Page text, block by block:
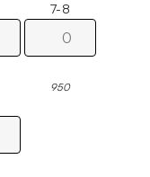
7-8
950